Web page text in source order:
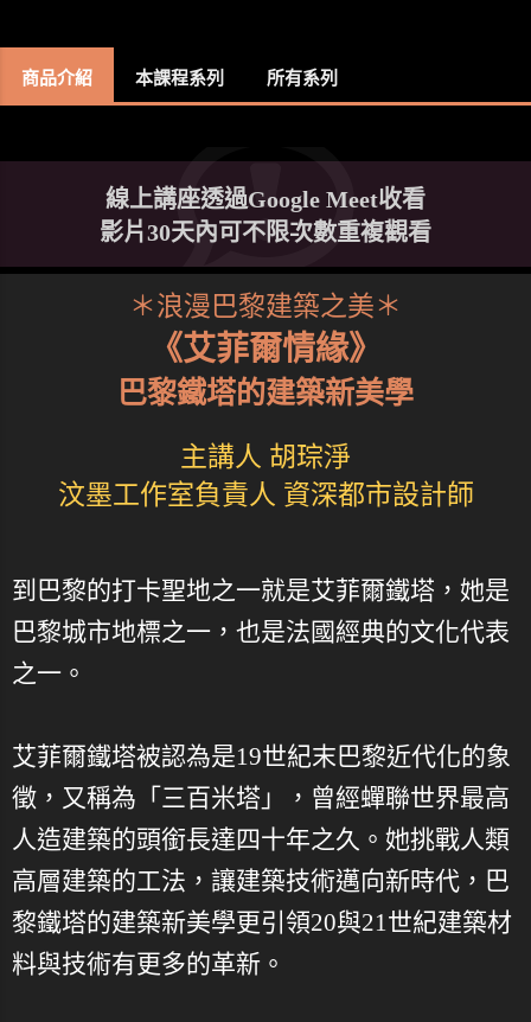
商品介紹 本課程系列 所有系列
線上講座透過Google Meet收看
影片30天內可不限次數重複觀看
＊浪漫巴黎建築之美＊
《艾菲爾情緣》
巴黎鐵塔的建築新美學
主講人 胡琮淨
汶墨工作室負責人 資深都市設計師
到巴黎的打卡聖地之一就是艾菲爾鐵塔，她是
巴黎城市地標之一，也是法國經典的文化代表
之一。
艾菲爾鐵塔被認為是19世紀末巴黎近代化的象
徵，又稱為「三百米塔」，曾經蟬聯世界最高
人造建築的頭銜長達四十年之久。她挑戰人類
高層建築的工法，讓建築技術邁向新時代，巴
黎鐵塔的建築新美學更引領20與21世紀建築材
料與技術有更多的革新。